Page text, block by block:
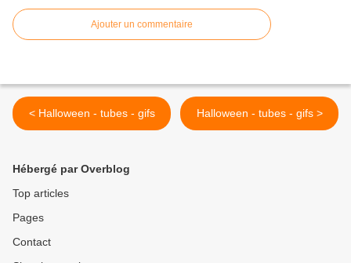
Ajouter un commentaire
< Halloween - tubes - gifs Halloween - tubes - gifs >
Hébergé par Overblog
Top articles
Pages
Contact